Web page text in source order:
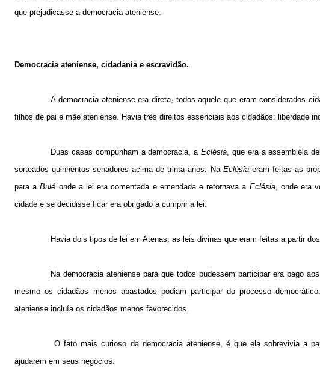
que prejudicasse a democracia ateniense.
Democracia ateniense, cidadania e escravidão.
A democracia ateniense era direta, todos aquele que eram considerados
filhos de pai e mãe ateniense. Havia três direitos essenciais aos cidadãos: liberdade
Duas casas compunham a democracia, aEclésia , que era a assembléia
sorteados quinhentos senadores acima de trinta anos. Na Eclésiaeram feitas as
para aBulé onde a lei era comentada e emendada e retornava a Eclésia, onde era
cidade e se decidisse ficar era obrigado a cumprir a lei.
Havia dois tipos de lei em Atenas, as leis divinas que eram feitas a partir
Na democracia ateniense para que todos pudessem participar era pago
mesmo os cidadãos menos abastados podiam participar do processo
ateniense incluía os cidadãos menos favorecidos.
O fato mais curioso da democracia ateniense, é que ela sobrevivia a
ajudarem em seus negócios.